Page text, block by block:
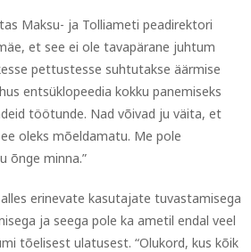
Maksu- ja Tolliameti peadirektori
et see ei ole tavapärane juhtum
pettustesse suhtutakse äärmise
entsüklopeedia kokku panemiseks
töötunde. Nad võivad ju väita, et
oleks mõeldamatu. Me pole
õnge minna.”
erinevate kasutajate tuvastamisega
ja seega pole ka ametil endal veel
tõelisest ulatusest. “Olukord, kus kõik